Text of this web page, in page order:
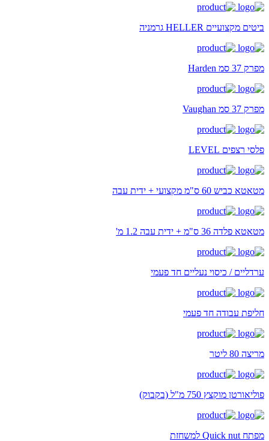
ביטים מקצועיים HELLER גרמניה
מפרק 37 סמ Harden
מפרק 37 סמ Vaughan
פלסי רצפים LEVEL
מטאטא כביש 60 ס"מ מקצועי + ידית עבה
מטאטא פלדה 36 ס"מ + ידית עבה 1.2 מ'
ערדליים / כיסוי נעליים חד פעמי
חליפת עבודה חד פעמי
מריצה 80 ליטר
פוליאורטן מוקצץ 750 מ"ל (בקבוק)
מפתח Quick nut למשחזת